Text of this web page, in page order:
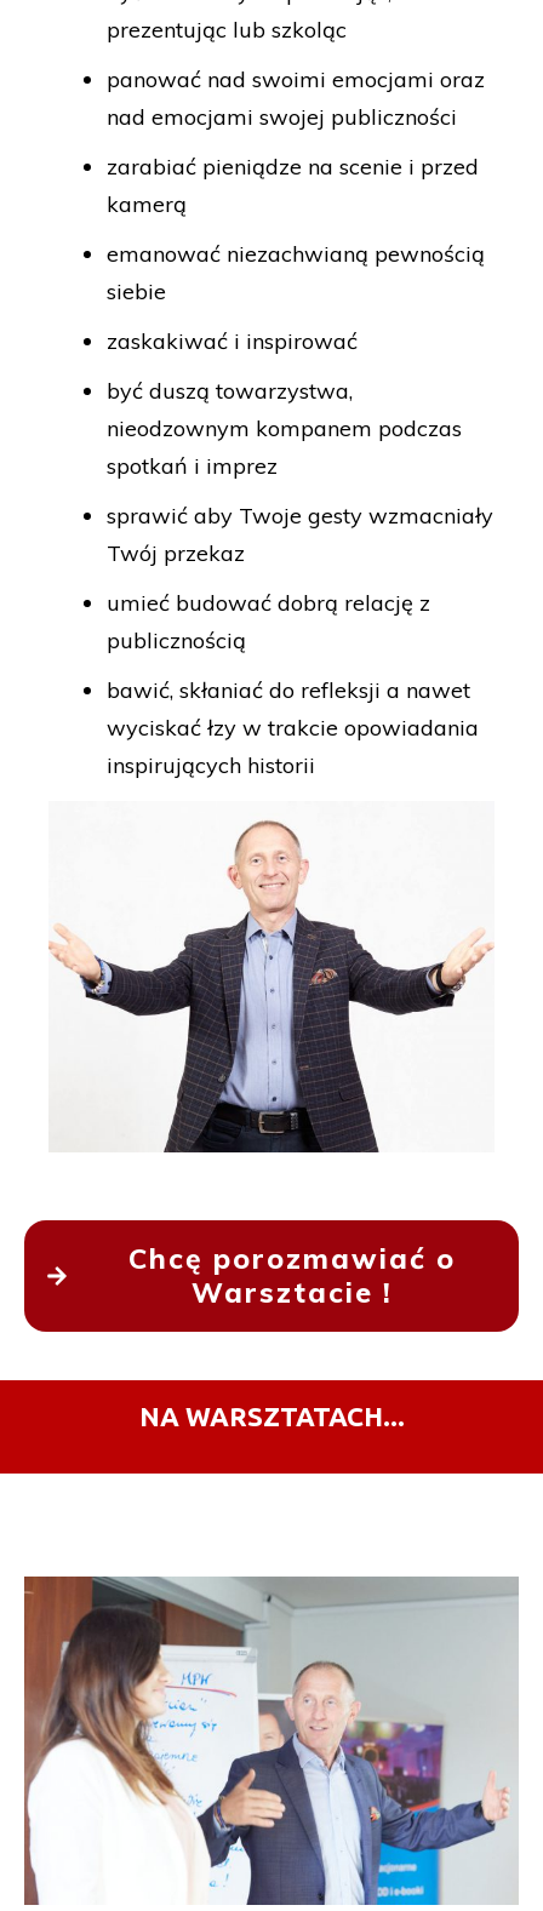
prezentując lub szkoląc
panować nad swoimi emocjami oraz
nad emocjami swojej publiczności
zarabiać pieniądze na scenie i przed
kamerą
emanować niezachwianą pewnością
siebie
zaskakiwać i inspirować
być duszą towarzystwa,
nieodzownym kompanem podczas
spotkań i imprez
sprawić aby Twoje gesty wzmacniały
Twój przekaz
umieć budować dobrą relację z
publicznością
bawić, skłaniać do refleksji a nawet
wyciskać łzy w trakcie opowiadania
inspirujących historii
Chcę porozmawiać o
Warsztacie !
NA WARSZTATACH...